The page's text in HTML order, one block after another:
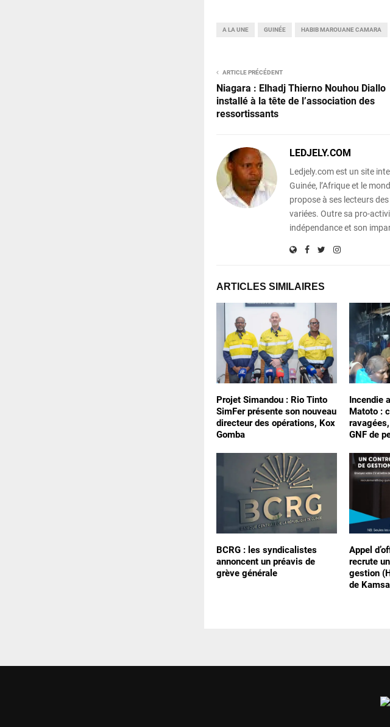
A LA UNE GUINÉE HABIB MAROUANE CAMARA
ARTICLE PRÉCÉDENT
Niagara : Elhadj Thierno Nouhou Diallo
installé à la tête de l’association des
ressortissants
LEDJELY.COM
Ledjely.com est un site
Guinée, l’Afrique et le
propose à ses lecteurs
variées. Outre sa pro-
indépendance et son
ARTICLES SIMILAIRES
Projet Simandou : Rio Tinto
SimFer présente son nouveau
directeur des opérations, Kox
Gomba
Incendie
Matoto :
GNF de
BCRG : les syndicalistes
annoncent un préavis de
grève générale
Appel
recrute
gestion
de